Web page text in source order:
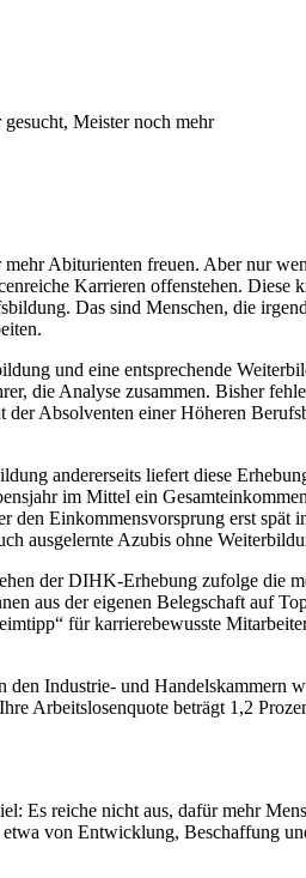
gesucht, Meister noch mehr
Abiturienten freuen. Aber nur
Karrieren offenstehen. Diese
Das sind Menschen, die
und eine entsprechende
die Analyse zusammen. Bisher
Absolventen einer Höheren
andererseits liefert diese
im Mittel ein
Einkommensvorsprung erst spät
ausgelernte Azubis ohne
der DIHK-Erhebung zufolge die
aus der eigenen Belegschaft auf
für karrierebewusste
Industrie- und Handelskammern
Arbeitslosenquote beträgt 1,2
Es reiche nicht aus, dafür mehr
von Entwicklung, Beschaffung